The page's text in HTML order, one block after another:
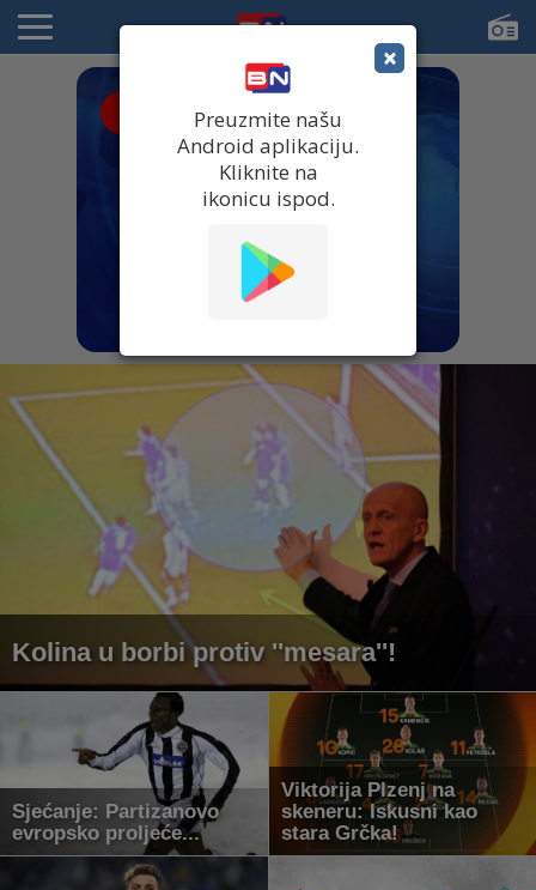
Kolina u borbi protiv ''mesara''!
Sjećanje: Partizanovo
evropsko proljeće...
Viktorija Plzenj na
skeneru: Iskusni kao
stara Grčka!
×
Preuzmite našu
Android aplikaciju.
Kliknite na
ikonicu ispod.